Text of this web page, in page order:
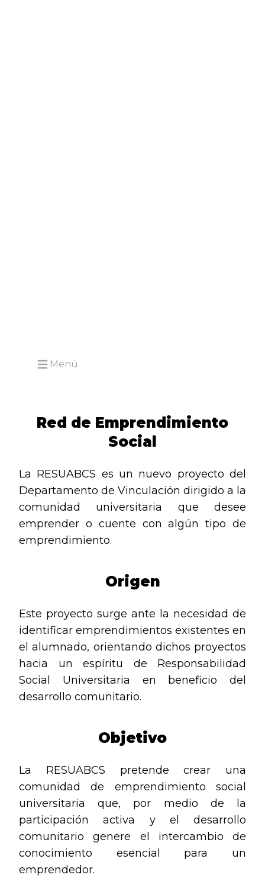
Open main menu
Menú
Red de Emprendimiento
Social
La RESUABCS es un nuevo proyecto del
Departamento de Vinculación dirigido a la
comunidad universitaria que desee
emprender o cuente con algún tipo de
emprendimiento.
Origen
Este proyecto surge ante la necesidad de
identificar emprendimientos existentes en
el alumnado, orientando dichos proyectos
hacia un espíritu de Responsabilidad
Social Universitaria en beneficio del
desarrollo comunitario.
Objetivo
La RESUABCS pretende crear una
comunidad de emprendimiento social
universitaria que, por medio de la
participación activa y el desarrollo
comunitario genere el intercambio de
conocimiento esencial para un
emprendedor.